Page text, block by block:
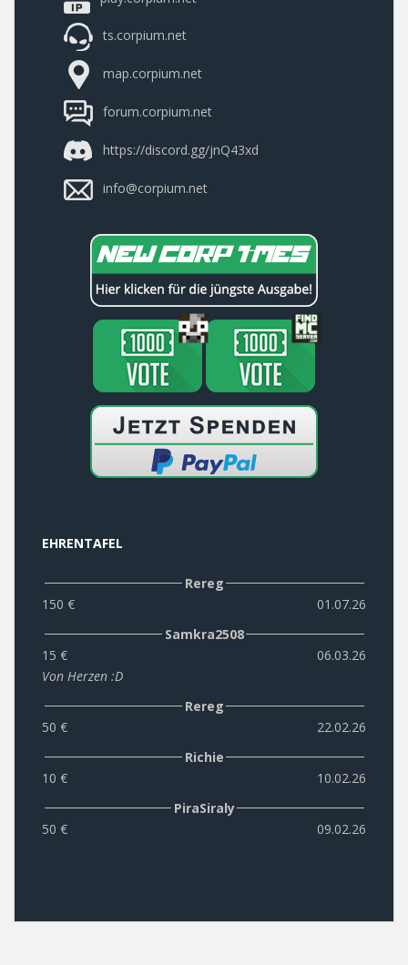
ts.corpium.net
map.corpium.net
forum.corpium.net
https://discord.gg/jnQ43xd
info@corpium.net
EHRENTAFEL
Rereg
150 €
01.07.26
Samkra2508
15 €
06.03.26
Von Herzen :D
Rereg
50 €
22.02.26
Richie
10 €
10.02.26
PiraSiraly
50 €
09.02.26